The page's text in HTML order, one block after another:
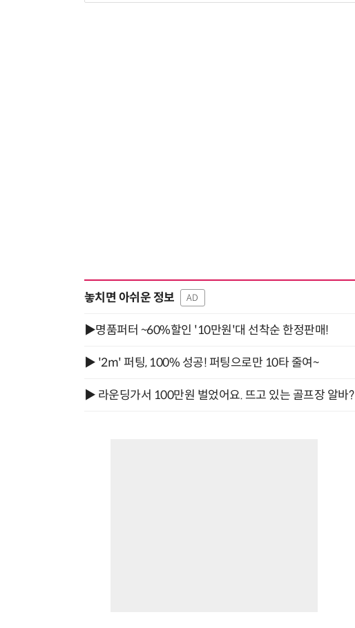
놓치면 아쉬운 정보 AD
▶명품퍼터 ~60%할인 '10만원'대 선착순 한정판매!
▶ '2m' 퍼팅, 100% 성공! 퍼팅으로만 10타 줄여~
▶ 라운딩가서 100만원 벌었어요. 뜨고 있는 골프장 알바?